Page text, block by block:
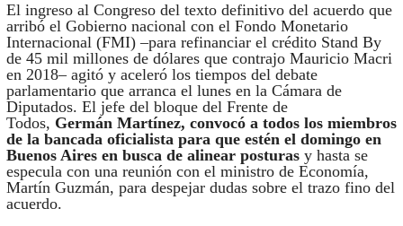
El ingreso al Congreso del texto definitivo del acuerdo que
arribó el Gobierno nacional con el Fondo Monetario
Internacional (FMI) –para refinanciar el crédito Stand By
de 45 mil millones de dólares que contrajo Mauricio Macri
en 2018– agitó y aceleró los tiempos del debate
parlamentario que arranca el lunes en la Cámara de
Diputados. El jefe del bloque del Frente de
Todos, Germán Martínez, convocó a todos los miembros
de la bancada oficialista para que estén el domingo en
Buenos Aires en busca de alinear posturasy hasta se
especula con una reunión con el ministro de Economía,
Martín Guzmán, para despejar dudas sobre el trazo fino del
acuerdo.